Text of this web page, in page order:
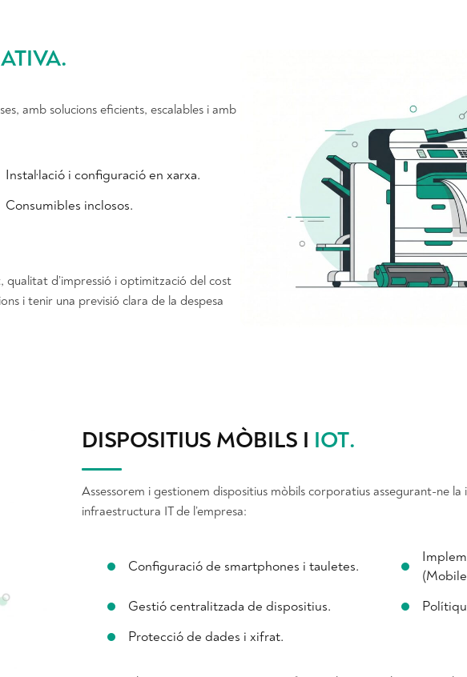
.
amb solucions eficients, escalables i amb
Instal·lació i configuració en xarxa.
Consumibles inclosos.
d’impressió i optimització del cost
i tenir una previsió clara de la despesa
DISPOSITIUS MÒBILS I IOT.
Assessorem i gestionem dispositius mòbils corporatius assegurant-ne
infraestructura IT de l’empresa:
Configuració de smartphones i tauletes.
Gestió centralitzada de dispositius.
Protecció de dades i xifrat.